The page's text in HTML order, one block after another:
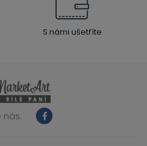
S námi ušetříte
nás: